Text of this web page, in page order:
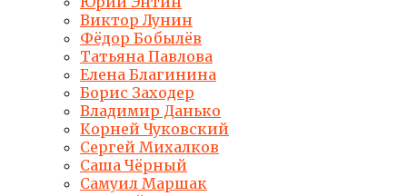
Виктор Лунин
Фёдор Бобылёв
Татьяна Павлова
Елена Благинина
Борис Заходер
Владимир Данько
Корней Чуковский
Сергей Михалков
Саша Чёрный
Самуил Маршак